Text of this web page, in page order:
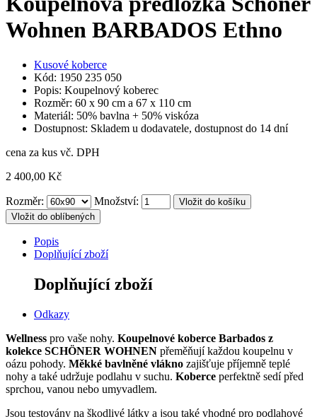
Wohnen BARBADOS Ethno
Kusové koberce
Kód: 1950 235 050
Popis: Koupelnový koberec
Rozměr: 60 x 90 cm a 67 x 110 cm
Materiál: 50% bavlna + 50% viskóza
Dostupnost: Skladem u dodavatele, dostupnost do 14 dní
cena za kus vč. DPH
2 400,00 Kč
Rozměr: Množství:
Vložit do oblíbených
Popis
Doplňující zboží
Doplňující zboží
Odkazy
Wellness pro vaše nohy. Koupelnové koberce Barbados z
kolekce SCHÖNER WOHNEN přeměňují každou koupelnu v
oázu pohody. Měkké bavlněné vlákno zajišťuje příjemně teplé
nohy a také udržuje podlahu v suchu. Koberce perfektně sedí před
sprchou, vanou nebo umyvadlem.
Jsou testovány na škodlivé látky a jsou také vhodné pro podlahové